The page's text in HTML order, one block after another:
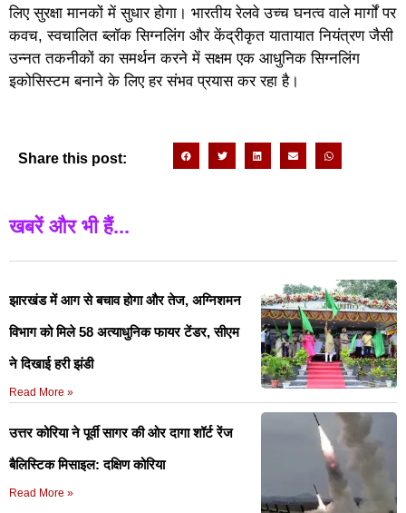
लिए सुरक्षा मानकों में सुधार होगा। भारतीय रेलवे उच्च घनत्व वाले मार्गों पर
कवच, स्वचालित ब्लॉक सिग्नलिंग और केंद्रीकृत यातायात नियंत्रण जैसी
उन्नत तकनीकों का समर्थन करने में सक्षम एक आधुनिक सिग्नलिंग
इकोसिस्टम बनाने के लिए हर संभव प्रयास कर रहा है।
Share this post:
खबरें और भी हैं...
झारखंड में आग से बचाव होगा और तेज, अग्निशमन
विभाग को मिले 58 अत्याधुनिक फायर टेंडर, सीएम
ने दिखाई हरी झंडी
Read More »
उत्तर कोरिया ने पूर्वी सागर की ओर दागा शॉर्ट रेंज
बैलिस्टिक मिसाइल: दक्षिण कोरिया
Read More »